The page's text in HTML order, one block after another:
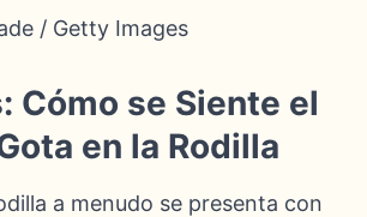
/ Getty Images
Cómo se Siente el
en la Rodilla
a menudo se presenta con